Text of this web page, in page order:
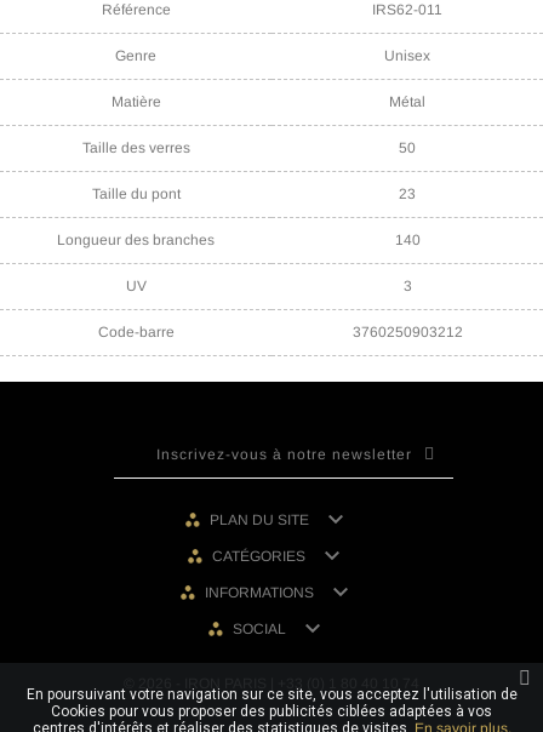
Référence IRS62-011
Genre Unisex
Matière Métal
Taille des verres 50
Taille du pont 23
Longueur des branches 140
UV 3
Code-barre 3760250903212
PLAN DU SITE 
CATÉGORIES 
INFORMATIONS 
SOCIAL 
En poursuivant votre navigation sur ce site, vous acceptez l'utilisation de
Cookies pour vous proposer des publicités ciblées adaptées à vos
centres d'intérêts et réaliser des statistiques de visites. En savoir plus.